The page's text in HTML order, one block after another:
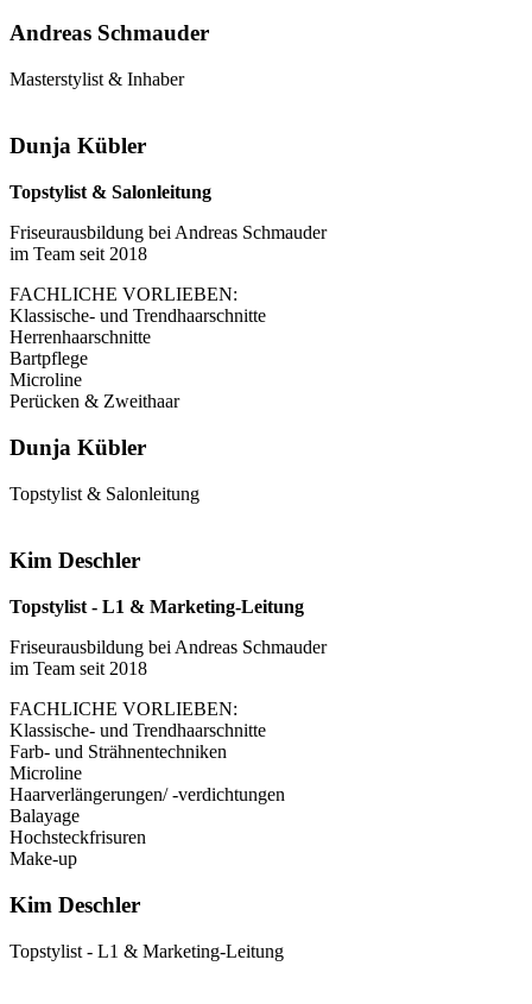
Andreas Schmauder
Masterstylist & Inhaber
Dunja Kübler
Topstylist & Salonleitung
Friseurausbildung bei Andreas Schmauder
im Team seit 2018
FACHLICHE VORLIEBEN:
Klassische- und Trendhaarschnitte
Herrenhaarschnitte
Bartpflege
Microline
Perücken & Zweithaar
Dunja Kübler
Topstylist & Salonleitung
Kim Deschler
Topstylist - L1 & Marketing-Leitung
Friseurausbildung bei Andreas Schmauder
im Team seit 2018
FACHLICHE VORLIEBEN:
Klassische- und Trendhaarschnitte
Farb- und Strähnentechniken
Microline
Haarverlängerungen/ -verdichtungen
Balayage
Hochsteckfrisuren
Make-up
Kim Deschler
Topstylist - L1 & Marketing-Leitung